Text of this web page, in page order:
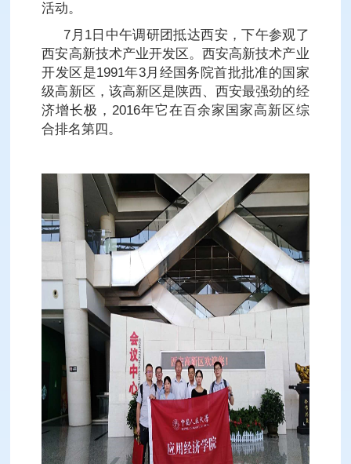
活动。
7月1日中午调研团抵达西安，下午参观了
西安高新技术产业开发区。西安高新技术产业
开发区是1991年3月经国务院首批批准的国家
级高新区，该高新区是陕西、西安最强劲的经
济增长极，2016年它在百余家国家高新区综
合排名第四。